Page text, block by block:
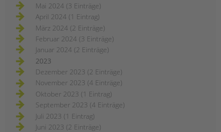
Mai 2024 (3 Einträge)
April 2024 (1 Eintrag)
März 2024 (2 Einträge)
Februar 2024 (3 Einträge)
Januar 2024 (2 Einträge)
2023
Dezember 2023 (2 Einträge)
November 2023 (4 Einträge)
Oktober 2023 (1 Eintrag)
September 2023 (4 Einträge)
Juli 2023 (1 Eintrag)
Juni 2023 (2 Einträge)